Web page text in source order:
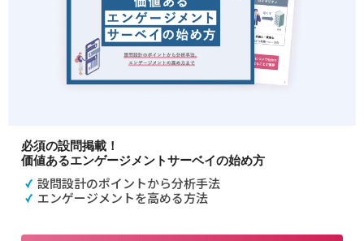
必須の設問掲載！
価値あるエンゲージメントサーベイの始め方
設問設計のポイントから分析手法
エンゲージメントを高める方法